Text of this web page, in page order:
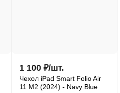
1 100 ₽/шт.
Чехол iPad Smart Folio Air
11 M2 (2024) - Navy Blue